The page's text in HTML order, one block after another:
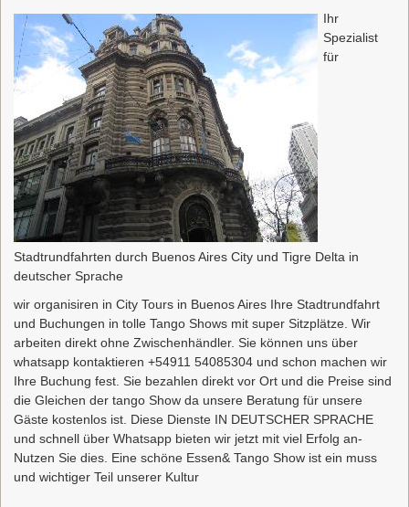
Ihr
Spezialist
für
Stadtrundfahrten durch Buenos Aires City und Tigre Delta in
deutscher Sprache
wir organisiren in City Tours in Buenos Aires Ihre Stadtrundfahrt
und Buchungen in tolle Tango Shows mit super Sitzplätze. Wir
arbeiten direkt ohne Zwischenhändler. Sie können uns über
whatsapp kontaktieren +54911 54085304 und schon machen wir
Ihre Buchung fest. Sie bezahlen direkt vor Ort und die Preise sind
die Gleichen der tango Show da unsere Beratung für unsere
Gäste kostenlos ist. Diese Dienste IN DEUTSCHER SPRACHE
und schnell über Whatsapp bieten wir jetzt mit viel Erfolg an-
Nutzen Sie dies. Eine schöne Essen& Tango Show ist ein muss
und wichtiger Teil unserer Kultur